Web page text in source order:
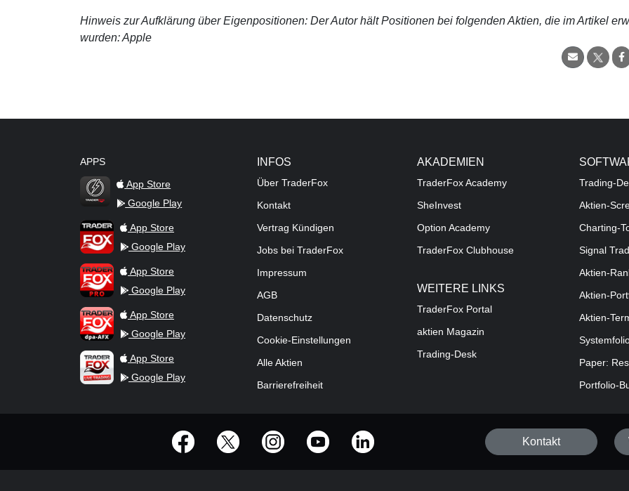
Hinweis zur Aufklärung über Eigenpositionen: Der Autor hält Positionen bei folgenden Aktien, die im Artikel
wurden: Apple
APPS
TraderFox Flash
App Store
Google Play
TraderFox AppApp Store
Google Play
TraderFox ProApp Store
Google Play
TraderFox dpa-AFX ProFeed
App Store
Google Play
TraderFox Live Trading
App Store
Google Play
INFOS
Über TraderFox
Kontakt
Vertrag Kündigen
Jobs bei TraderFox
Impressum
AGB
Datenschutz
Cookie-Einstellungen
Alle Aktien
Barrierefreiheit
AKADEMIEN
TraderFox Academy
SheInvest
Option Academy
TraderFox Clubhouse
WEITERE LINKS
TraderFox Portal
aktien Magazin
Trading-Desk
Trading-
Aktien-
Charting-
Signal
Aktien-
Aktien-
Aktien-
Paper:
Portfolio-
offizielle Social Media-Accounts
Kontakt